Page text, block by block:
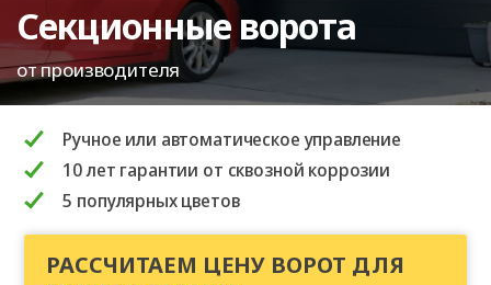
Секционные ворота
от производителя
Ручное или автоматическое управление
10 лет гарантии от сквозной коррозии
5 популярных цветов
РАССЧИТАЕМ ЦЕНУ ВОРОТ ДЛЯ